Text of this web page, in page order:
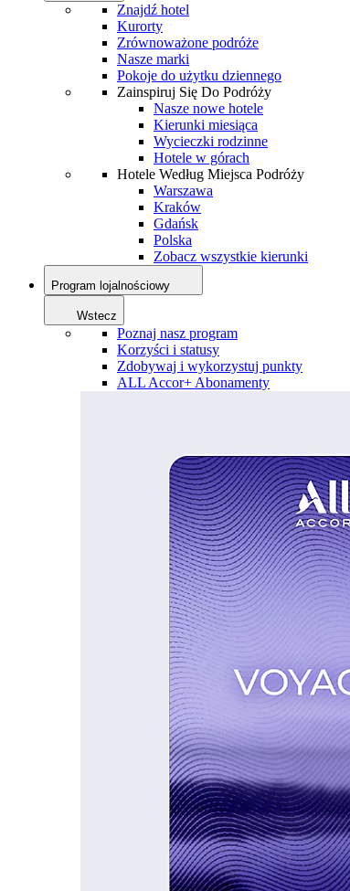
Znajdź hotel
Kurorty
Zrównoważone podróże
Nasze marki
Pokoje do użytku dziennego
Zainspiruj Się Do Podróży
Nasze nowe hotele
Kierunki miesiąca
Wycieczki rodzinne
Hotele w górach
Hotele Według Miejsca Podróży
Warszawa
Kraków
Gdańsk
Polska
Zobacz wszystkie kierunki
Program lojalnościowy
Wstecz
Poznaj nasz program
Korzyści i statusy
Zdobywaj i wykorzystuj punkty
ALL Accor+ Abonamenty